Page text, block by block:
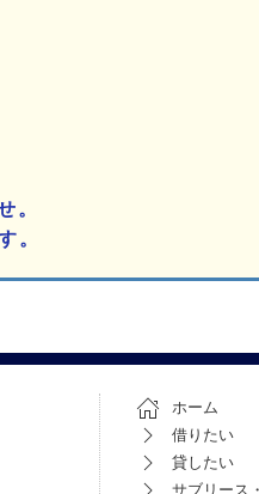
。
。
ホーム
借りたい
貸したい
サブリース